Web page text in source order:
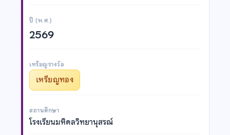
ปี (พ.ศ.)
2569
เหรียญรางวัล
เหรียญทอง
สถานศึกษา
โรงเรียนมหิดลวิทยานุสรณ์